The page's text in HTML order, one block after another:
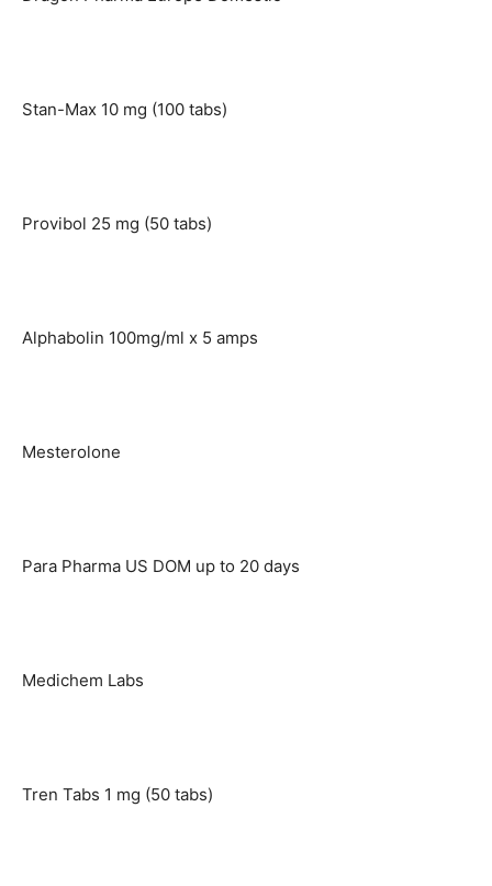
Stan-Max 10 mg (100 tabs)
Provibol 25 mg (50 tabs)
Alphabolin 100mg/ml x 5 amps
Mesterolone
Para Pharma US DOM up to 20 days
Medichem Labs
Tren Tabs 1 mg (50 tabs)